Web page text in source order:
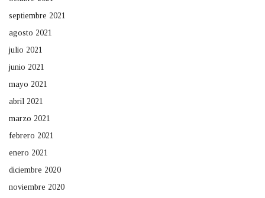
septiembre 2021
agosto 2021
julio 2021
junio 2021
mayo 2021
abril 2021
marzo 2021
febrero 2021
enero 2021
diciembre 2020
noviembre 2020